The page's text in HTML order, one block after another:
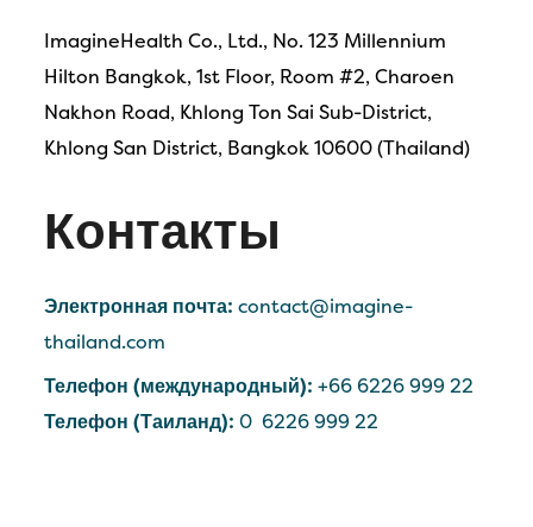
ImagineHealth Co., Ltd., No. 123 Millennium
Hilton Bangkok, 1st Floor, Room #2, Charoen
Nakhon Road, Khlong Ton Sai Sub-District,
Khlong San District, Bangkok 10600 (Thailand)
Контакты
Электронная почта:contact@imagine-
thailand.com
Телефон (международный):+66 6226 999 22
Телефон (Таиланд):0 6226 999 22